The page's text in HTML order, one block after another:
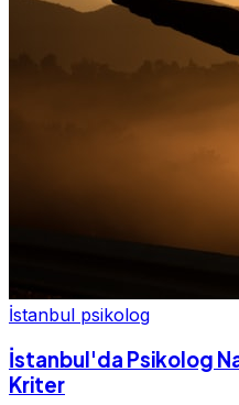
İstanbul psikolog
İstanbul'da Psikolog
Kriter